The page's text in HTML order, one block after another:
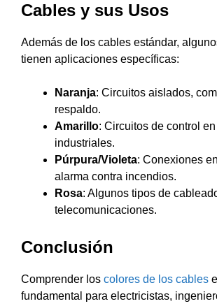
Cables y sus Usos
Además de los cables estándar,
tienen aplicaciones específicas:
Naranja: Circuitos aislados,
respaldo.
Amarillo: Circuitos de control
industriales.
Púrpura/Violeta: Conexiones
alarma contra incendios.
Rosa: Algunos tipos de
telecomunicaciones.
Conclusión
Comprender los colores de los cables
fundamental para electricistas,